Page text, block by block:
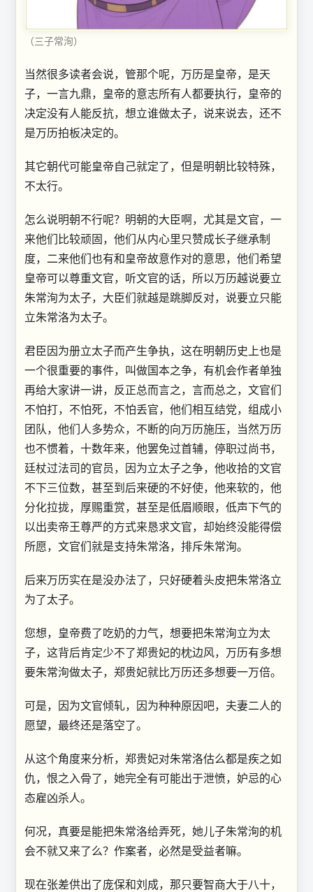
（三子常洵）
当然很多读者会说，管那个呢，万历是皇帝，是天
子，一言九鼎，皇帝的意志所有人都要执行，皇帝的
决定没有人能反抗，想立谁做太子，说来说去，还不
是万历拍板决定的。
其它朝代可能皇帝自己就定了，但是明朝比较特殊，
不太行。
怎么说明朝不行呢？明朝的大臣啊，尤其是文官，一
来他们比较顽固，他们从内心里只赞成长子继承制
度，二来他们也有和皇帝故意作对的意思，他们希望
皇帝可以尊重文官，听文官的话，所以万历越说要立
朱常洵为太子，大臣们就越是跳脚反对，说要立只能
立朱常洛为太子。
君臣因为册立太子而产生争执，这在明朝历史上也是
一个很重要的事件，叫做国本之争，有机会作者单独
再给大家讲一讲，反正总而言之，言而总之，文官们
不怕打，不怕死，不怕丢官，他们相互结党，组成小
团队，他们人多势众，不断的向万历施压，当然万历
也不惯着，十数年来，他罢免过首辅，停职过尚书，
廷杖过法司的官员，因为立太子之争，他收拾的文官
不下三位数，甚至到后来硬的不好使，他来软的，他
分化拉拢，厚赐重赏，甚至是低眉顺眼，低声下气的
以出卖帝王尊严的方式来恳求文官，却始终没能得偿
所愿，文官们就是支持朱常洛，排斥朱常洵。
后来万历实在是没办法了，只好硬着头皮把朱常洛立
为了太子。
您想，皇帝费了吃奶的力气，想要把朱常洵立为太
子，这背后肯定少不了郑贵妃的枕边风，万历有多想
要朱常洵做太子，郑贵妃就比万历还多想要一万倍。
可是，因为文官倾轧，因为种种原因吧，夫妻二人的
愿望，最终还是落空了。
从这个角度来分析，郑贵妃对朱常洛估么都是疾之如
仇，恨之入骨了，她完全有可能出于泄愤，妒忌的心
态雇凶杀人。
何况，真要是能把朱常洛给弄死，她儿子朱常洵的机
会不就又来了么？作案者，必然是受益者嘛。
现在张差供出了庞保和刘成，那只要智商大于八十，